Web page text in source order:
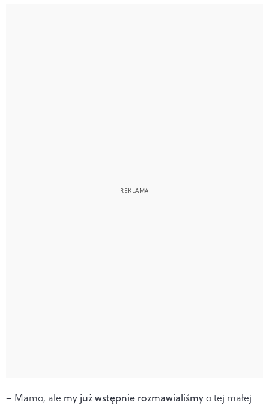
– Mamo, ale my już wstępnie rozmawialiśmyo tej małej